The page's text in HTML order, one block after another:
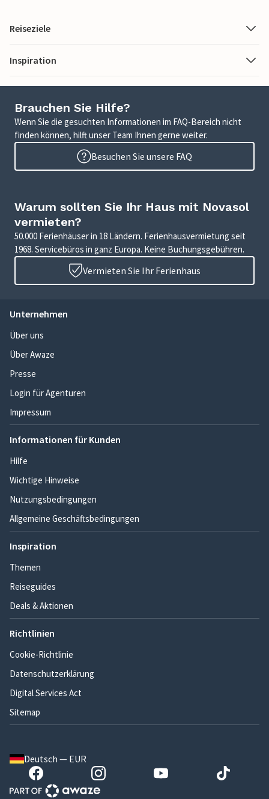
Reiseziele
Inspiration
Brauchen Sie Hilfe?
Wenn Sie die gesuchten Informationen im FAQ-Bereich nicht
finden können, hilft unser Team Ihnen gerne weiter.
Besuchen Sie unsere FAQ
Warum sollten Sie Ihr Haus mit Novasol
vermieten?
50.000 Ferienhäuser in 18 Ländern. Ferienhausvermietung seit
1968. Servicebüros in ganz Europa. Keine Buchungsgebühren.
Vermieten Sie Ihr Ferienhaus
Unternehmen
Über uns
Über Awaze
Presse
Login für Agenturen
Impressum
Informationen für Kunden
Hilfe
Wichtige Hinweise
Nutzungsbedingungen
Allgemeine Geschäftsbedingungen
Inspiration
Themen
Reiseguides
Deals & Aktionen
Richtlinien
Cookie-Richtlinie
Datenschutzerklärung
Digital Services Act
Sitemap
Deutsch — EUR